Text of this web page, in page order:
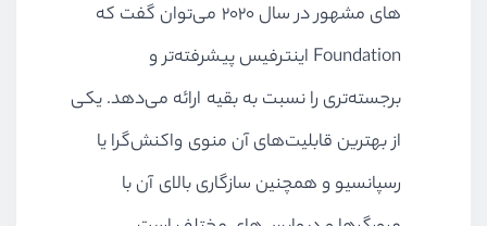
های مشهور در سال ۲۰۲۰ می‌توان گفت که
Foundation اینترفیس پیشرفته‌تر و
برجسته‌تری را نسبت به بقیه ارائه می‌دهد. یکی
از بهترین قابلیت‌های آن منوی واکنش‌گرا یا
رسپانسیو و همچنین سازگاری بالای آن با